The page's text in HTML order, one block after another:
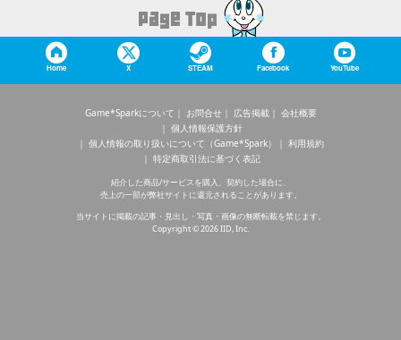
Home X STEAM Facebook YouTube
Game*Sparkについて お問合せ 広告掲載
会社概要
個人情報保護方針
個人情報の取り扱いについて（Game*Spark）
利用規約
特定商取引法に基づく表記
紹介した商品/サービスを購入、契約した場合に、
売上の一部が弊社サイトに還元されることがあります。
当サイトに掲載の記事・見出し・写真・画像の無断転載を禁じます。
Copyright © 2026 IID, Inc.